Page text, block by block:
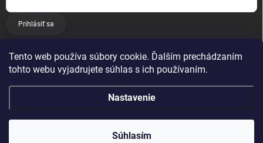
Tento web používa súbory cookie. Ďalším prechádzaním
tohto webu vyjadrujete súhlas s ich používaním.
Nastavenie
Súhlasím
Prihlásiť sa
E-matrac.sk . Všetky práva vyhradené.